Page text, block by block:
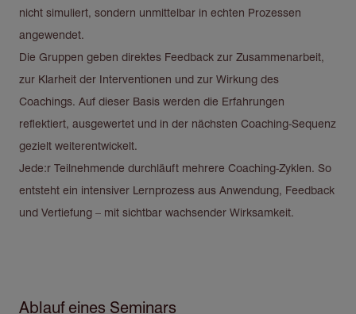
nicht simuliert, sondern unmittelbar in echten Prozessen
angewendet.
Die Gruppen geben direktes Feedback zur Zusammenarbeit,
zur Klarheit der Interventionen und zur Wirkung des
Coachings. Auf dieser Basis werden die Erfahrungen
reflektiert, ausgewertet und in der nächsten Coaching-Sequenz
gezielt weiterentwickelt.
Jede:r Teilnehmende durchläuft mehrere Coaching-Zyklen. So
entsteht ein intensiver Lernprozess aus Anwendung, Feedback
und Vertiefung – mit sichtbar wachsender Wirksamkeit.
Ablauf eines Seminars